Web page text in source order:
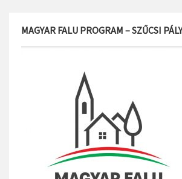
MAGYAR FALU PROGRAM – SZŰCSI